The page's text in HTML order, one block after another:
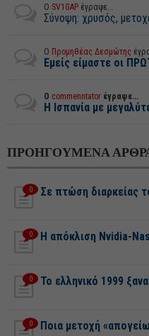
Ο SV1GAP έγραψε...
Σύνοψη: χρυσός,
Ο Προμηθέας Δεσμώτης
Εμείς είμαστε οι
Ο commenntator έγραψε...
Η Ισπανία με
ΠΡΟΗΓΟΥΜΕΝΑ
0 Σε πτώση διαρκείας
0 H απόκλιση Nvidia-
0 Το ελληνικό 1999
0 Ποια μετοχή